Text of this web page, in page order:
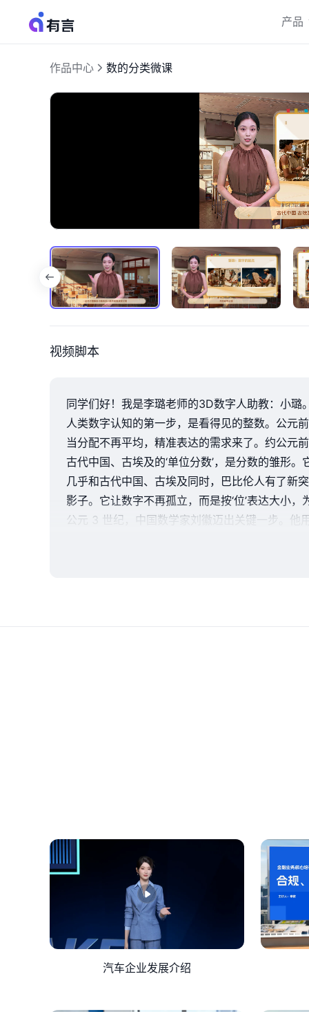
产品
作品中心 数的分类微课
启
载
28.06%
视频脚本
同学们好！我是李璐老师的3D数字人助教：小
人类数字认知的第一步，是看得见的整数。公元
当分配不再平均，精准表达的需求来了。约公元
古代中国、古埃及的‘单位分数’，是分数的雏形
几乎和古代中国、古埃及同时，巴比伦人有了新
影子。它让数字不再孤立，而是按‘位’表达大小
公元 3 世纪，中国数学家刘徽迈出关键一步。
汽车企业发展介绍